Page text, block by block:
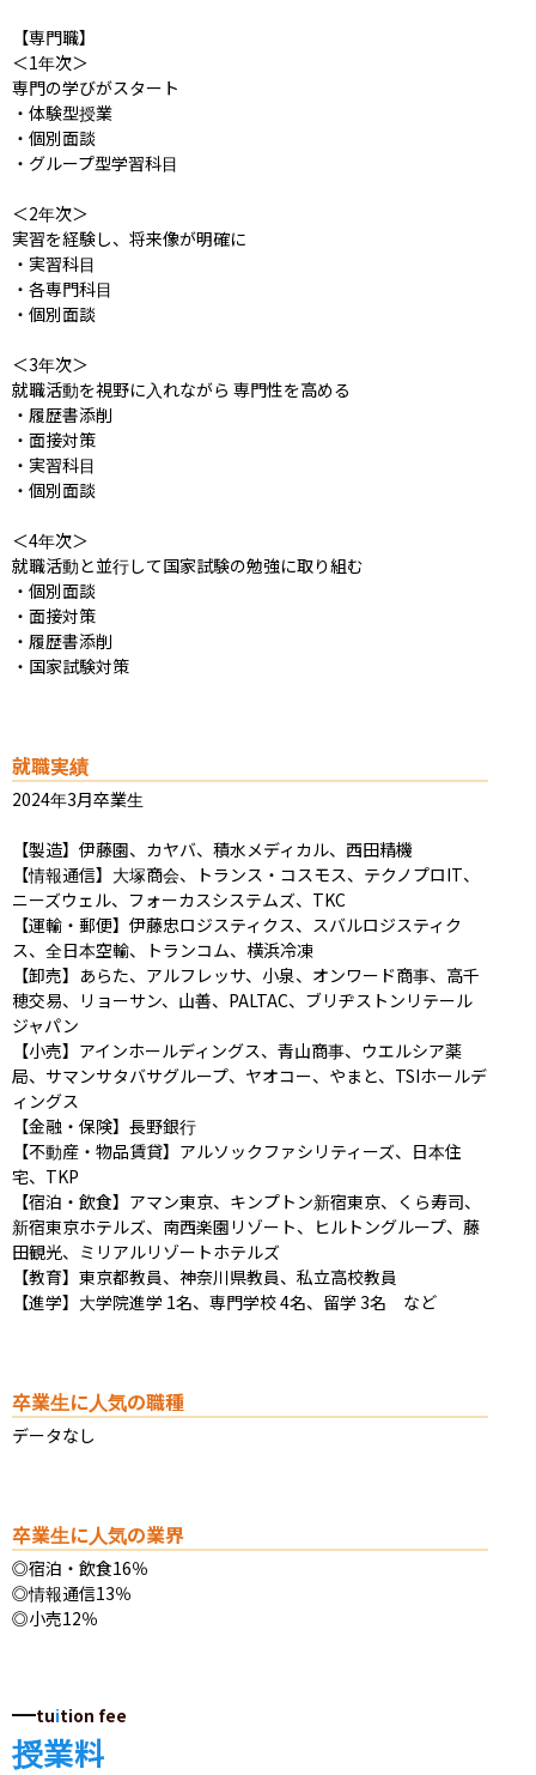
【専門職】
＜1年次＞
専門の学びがスタート
・体験型授業
・個別面談
・グループ型学習科目
＜2年次＞
実習を経験し、将来像が明確に
・実習科目
・各専門科目
・個別面談
＜3年次＞
就職活動を視野に入れながら 専門性を高める
・履歴書添削
・面接対策
・実習科目
・個別面談
＜4年次＞
就職活動と並行して国家試験の勉強に取り組む
・個別面談
・面接対策
・履歴書添削
・国家試験対策
就職実績
2024年3月卒業生
【製造】伊藤園、カヤバ、積水メディカル、西田精機
【情報通信】大塚商会、トランス・コスモス、テクノプロIT、
ニーズウェル、フォーカスシステムズ、TKC
【運輸・郵便】伊藤忠ロジスティクス、スバルロジスティク
ス、全日本空輸、トランコム、横浜冷凍
【卸売】あらた、アルフレッサ、小泉、オンワード商事、高千
穂交易、リョーサン、山善、PALTAC、ブリヂストンリテール
ジャパン
【小売】アインホールディングス、青山商事、ウエルシア薬
局、サマンサタバサグループ、ヤオコー、やまと、TSIホールデ
ィングス
【金融・保険】長野銀行
【不動産・物品賃貸】アルソックファシリティーズ、日本住
宅、TKP
【宿泊・飲食】アマン東京、キンプトン新宿東京、くら寿司、
新宿東京ホテルズ、南西楽園リゾート、ヒルトングループ、藤
田観光、ミリアルリゾートホテルズ
【教育】東京都教員、神奈川県教員、私立高校教員
【進学】大学院進学 1名、専門学校 4名、留学 3名　など
卒業生に人気の職種
データなし
卒業生に人気の業界
◎宿泊・飲食16％
◎情報通信13％
◎小売12％
tuition fee
授業料